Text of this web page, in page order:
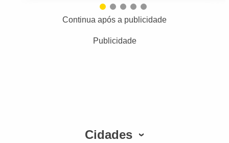
Continua após a publicidade
Publicidade
Cidades